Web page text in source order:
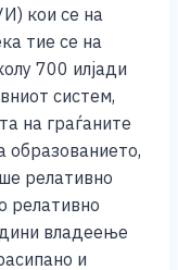
кои се на
тие се на
700 илјади
систем,
на граѓаните
образованието,
релативно
релативно
владеење
и